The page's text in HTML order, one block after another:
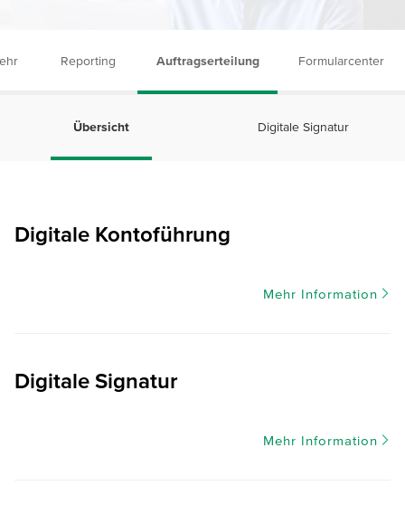
Reporting Auftragserteilung Formularcenter
Übersicht Digitale Signatur
Digitale Kontoführung
Mehr Information
Digitale Signatur
Mehr Information